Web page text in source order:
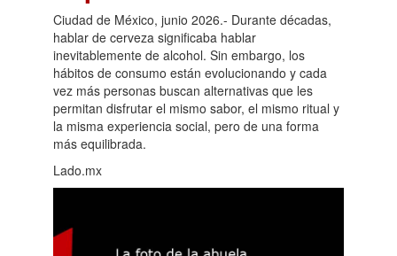
Ciudad de México, junio 2026.- Durante décadas,
hablar de cerveza significaba hablar
inevitablemente de alcohol. Sin embargo, los
hábitos de consumo están evolucionando y cada
vez más personas buscan alternativas que les
permitan disfrutar el mismo sabor, el mismo ritual y
la misma experiencia social, pero de una forma
más equilibrada.
Lado.mx